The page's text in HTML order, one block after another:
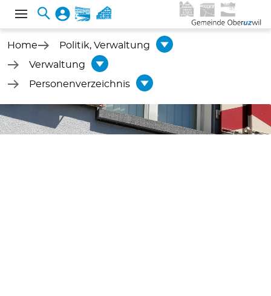
Home
Politik, Verwaltung
Verwaltung
Personenverzeichnis